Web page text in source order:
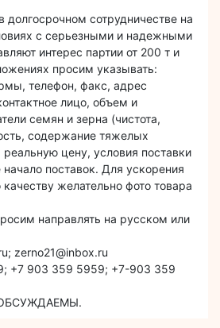
сотрудничестве на
с серьезными и надежными
интерес партии от 200 т и
просим указывать:
телефон, факс, адрес
лицо, объем и
семян и зерна (чистота,
содержание тяжелых
цену, условия поставки
поставок. Для ускорения
желательно фото товара
направлять на русском или
zerno21@inbox.ru
+7 903 359 5959; +7-903 359
ОБСУЖДАЕМЫ.